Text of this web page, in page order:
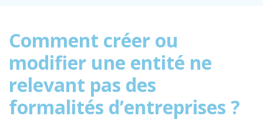
Comment créer ou
modifier une entité ne
relevant pas des
formalités d’entreprises ?